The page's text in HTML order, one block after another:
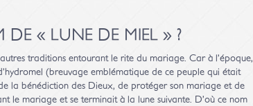
DE « LUNE DE MIEL » ?
traditions entourant le rite du mariage. Car à l’époque,
(breuvage emblématique de ce peuple qui était
la bénédiction des Dieux, de protéger son mariage et de
le mariage et se terminait à la lune suivante. D’où ce nom